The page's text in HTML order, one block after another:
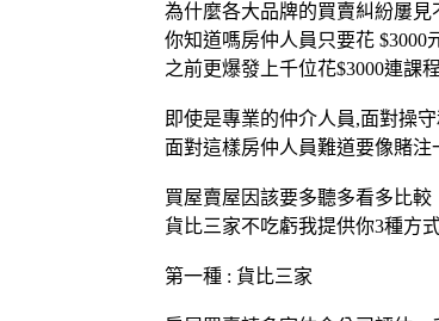
為什麼各大品牌的買賣糾紛屢見
你知道嗎房仲人員只要花 $3000
之前更爆發上千位花$3000連課
即使是專業的仲介人員,面對操
面對這樣房仲人員難道要像賭
買屋賣屋因該要多聽多看多比較
貨比三家不吃虧我提供你3種方
第一種 : 貨比三家